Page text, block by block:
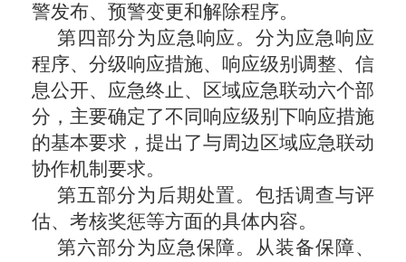
警发布、预警变更和解除程序。
第四部分为应急响应。分为应急响应
程序、分级响应措施、响应级别调整、信
息公开、应急终止、区域应急联动六个部
分，主要确定了不同响应级别下响应措施
的基本要求，提出了与周边区域应急联动
协作机制要求。
第五部分为后期处置。包括调查与评
估、考核奖惩等方面的具体内容。
第六部分为应急保障。从装备保障、